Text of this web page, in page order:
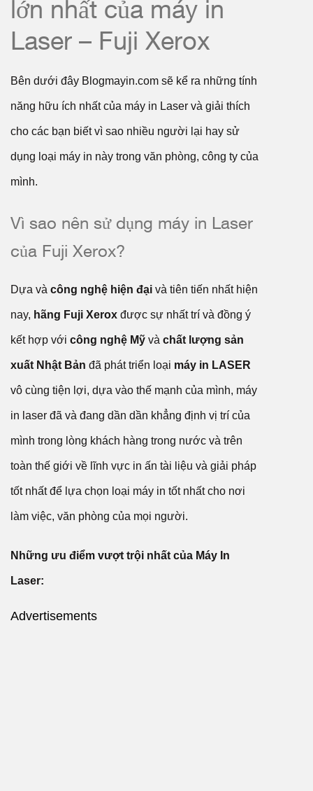
lớn nhất của máy in
Laser – Fuji Xerox
Bên dưới đây Blogmayin.com sẽ kể ra những tính
năng hữu ích nhất của máy in Laser và giải thích
cho các bạn biết vì sao nhiều người lại hay sử
dụng loại máy in này trong văn phòng, công ty của
mình.
Vì sao nên sử dụng máy in Laser
của Fuji Xerox?
Dựa và công nghệ hiện đại và tiên tiến nhất hiện
nay, hãng Fuji Xerox được sự nhất trí và đồng ý
kết hợp với công nghệ Mỹ và chất lượng sản
xuất Nhật Bản đã phát triển loại máy in LASER
vô cùng tiện lợi, dựa vào thế mạnh của mình, máy
in laser đã và đang dần dần khẳng định vị trí của
mình trong lòng khách hàng trong nước và trên
toàn thế giới về lĩnh vực in ấn tài liệu và giải pháp
tốt nhất để lựa chọn loại máy in tốt nhất cho nơi
làm việc, văn phòng của mọi người.
Những ưu điểm vượt trội nhất của Máy In
Laser:
Advertisements